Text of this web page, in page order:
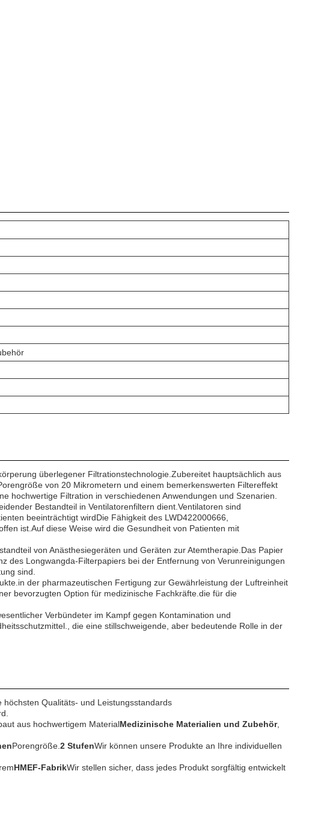
überlegener Filtrationstechnologie.Zubereitet hauptsächlich aus
von 20 Mikrometern und einem bemerkenswerten Filtereffekt
hochwertige Filtration in verschiedenen Anwendungen und Szenarien.
Bestandteil in Ventilatorenfiltern dient.Ventilatoren sind
beeinträchtigt wirdDie Fähigkeit des LWD422000666,
ist.Auf diese Weise wird die Gesundheit von Patienten mit
von Anästhesiegeräten und Geräten zur Atemtherapie.Das Papier
des Longwangda-Filterpapiers bei der Entfernung von Verunreinigungen
sind.
der pharmazeutischen Fertigung zur Gewährleistung der Luftreinheit
bevorzugten Option für medizinische Fachkräfte.die für die
Verbündeter im Kampf gegen Kontamination und
die eine stillschweigende, aber bedeutende Rolle in der
Qualitäts- und Leistungsstandards
aus hochwertigem MaterialMedizinische Materialien und Zubehör,
Porengröße. 2 StufenWir können unsere Produkte an Ihre individuellen
HMEF-FabrikWir stellen sicher, dass jedes Produkt sorgfältig entwickelt